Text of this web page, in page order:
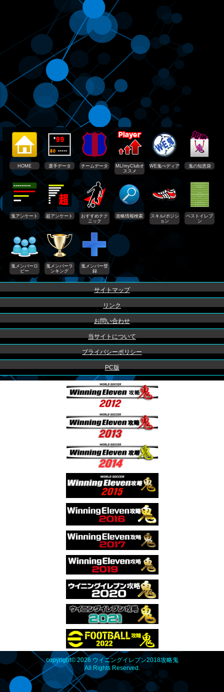
HOME 選手データ チームデータ
ML/myClubオ
ススメ
WE鬼ぺディア 鬼の知恵袋
鬼アンケート 超アンケート
おすすめテク
ニック
攻略情報検索
スキル/ポジシ
ョン
ベストイレブ
ン
鬼メンバーロ
ビー
鬼メンバーラ
ンキング
鬼メンバー登
録
サイトマップ
リンク
お問い合わせ
当サイトについて
プライバシーポリシー
PC版
copyright© 2026 ウイニングイレブン2018攻略鬼
All Rights Reserved.